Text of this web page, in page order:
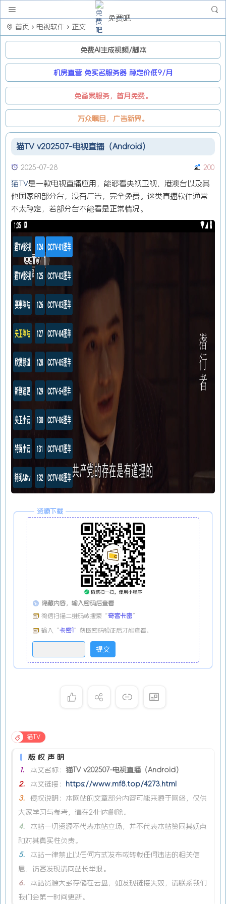
免费吧
首页 电视软件 正文
免费AI生成视频/脚本
机房直营 免实名服务器 稳定价低9/月
免备案服务，首月免费。
万众瞩目，广告新界。
猫TV v202507-电视直播（Android）
2025-07-28 200
猫TV是一款电视直播应用，能够看央视卫视、港澳台以及其
他国家的部分台，没有广告，完全免费。这类直播软件通常
不太稳定，若部分台不能看是正常情况。
资源下载
隐藏内容，输入密码后查看
微信扫描二维码或搜索“奇客卡密”
输入“卡密1 ”获取密码验证后才能查看。
猫TV
版权声明
1.
本文名称： 猫TV v202507-电视直播（Android）
2.
本文链接：
https://www.mf8.top/4273.html
3.
侵权说明：本网站的文章部分内容可能来源于网络，仅供
大家学习与参考，请在24H内删除。
4.
本站一切资源不代表本站立场，并不代表本站赞同其观点
和对其真实性负责。
5.
本站一律禁止以任何方式发布或转载任何违法的相关信
息，访客发现请向站长举报。
6.
本站资源大多存储在云盘，如发现链接失效，请联系我们
我们会第一时间更新。